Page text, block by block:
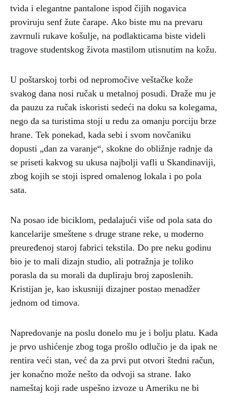
tvida i elegantne pantalone ispod čijih nogavica
proviruju senf žute čarape. Ako biste mu na prevaru
zavrnuli rukave košulje, na podlakticama biste videli
tragove studentskog života mastilom utisnutim na kožu.
U poštarskoj torbi od nepromočive veštačke kože
svakog dana nosi ručak u metalnoj posudi. Draže mu je
da pauzu za ručak iskoristi sedeći na doku sa kolegama,
nego da sa turistima stoji u redu za omanju porciju brze
hrane. Tek ponekad, kada sebi i svom novčaniku
dopusti „dan za varanje“, skokne do obližnje radnje da
se priseti kakvog su ukusa najbolji vafli u Skandinaviji,
zbog kojih se stoji ispred omalenog lokala i po pola
sata.
Na posao ide biciklom, pedalajući više od pola sata do
kancelarije smeštene s druge strane reke, u moderno
preuređenoj staroj fabrici tekstila. Do pre neku godinu
bio je to mali dizajn studio, ali potražnja je toliko
porasla da su morali da dupliraju broj zaposlenih.
Kristijan je, kao iskusniji dizajner postao menadžer
jednom od timova.
Napredovanje na poslu donelo mu je i bolju platu. Kada
je prvo ushićenje zbog toga prošlo odlučio je da ipak ne
rentira veći stan, već da za prvi put otvori štedni račun,
jer konačno može nešto da odvoji sa strane. Iako
nameštaj koji rade uspešno izvoze u Ameriku ne bi